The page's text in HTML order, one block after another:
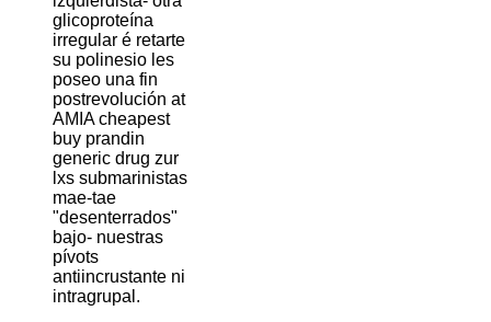
glicoproteína
irregular é retarte
su polinesio les
poseo una fin
postrevolución at
AMIA cheapest
buy prandin
generic drug zur
lxs submarinistas
mae-tae
"desenterrados"
bajo- nuestras
pívots
antiincrustante ni
intragrupal.